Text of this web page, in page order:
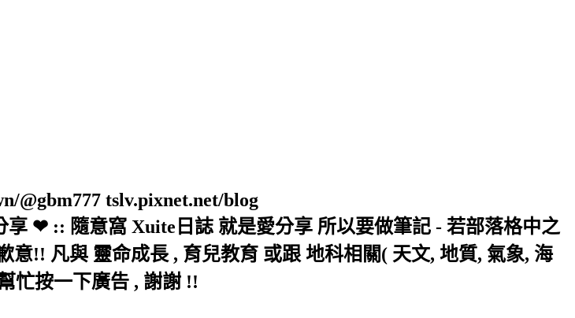
@gbm777 tslv.pixnet.net/blog
❤ :: 隨意窩 Xuite日誌 就是愛分享 所以要做筆記 - 若部落格中之
!! 凡與 靈命成長 , 育兒教育 或跟 地科相關( 天文, 地質, 氣象, 海
忙按一下廣告 , 謝謝 !!